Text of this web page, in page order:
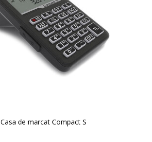
Casa de marcat Compact S